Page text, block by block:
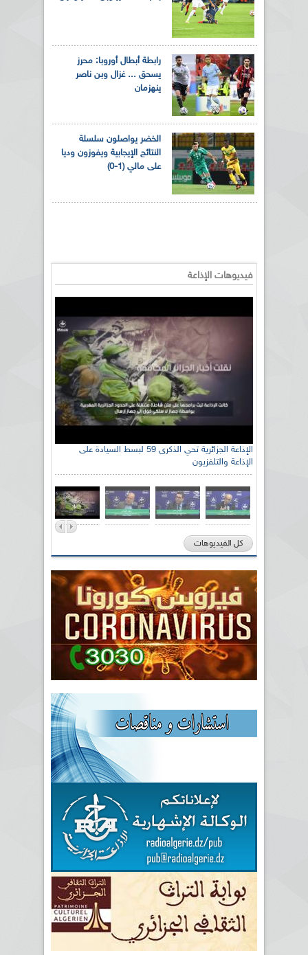
رابطة أبطال أوروبا: محرز
يسحق ... غزال وبن ناصر
ينهزمان
الخضر يواصلون سلسلة
النتائج الإيجابية ويفوزون وديا
على مالي (1-0)
فيديوهات الإذاعة
الإذاعة الجزائرية تحي الذكرى 59 لبسط السيادة على
الإذاعة والتلفزيون
كل الفيديوهات